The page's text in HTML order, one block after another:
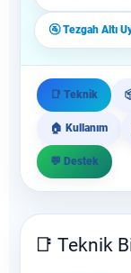
🚰 Tezgah Altı
📑 Teknik
🏠 Kullanım
💬 Destek
📑 Teknik